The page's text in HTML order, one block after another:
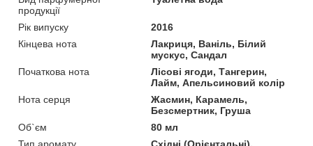
продукції
Рік випуску
2016
Кінцева нота
Лакриця, Ваніль, Білий
мускус, Сандал
Початкова нота
Лісові ягоди, Тангерин,
Лайм, Апельсиновий колір
Нота серця
Жасмин, Карамель,
Безсмертник, Груша
Об`єм
80 мл